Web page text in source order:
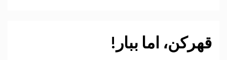
قهرکن، اما ببار!